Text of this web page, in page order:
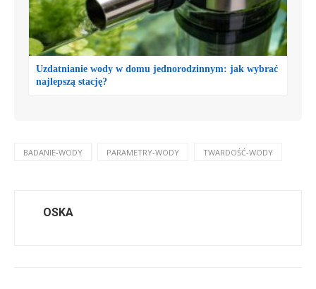
Uzdatnianie wody w domu jednorodzinnym: jak wybrać
najlepszą stację?
BADANIE-WODY PARAMETRY-WODY TWARDOŚĆ-WODY
OSKA